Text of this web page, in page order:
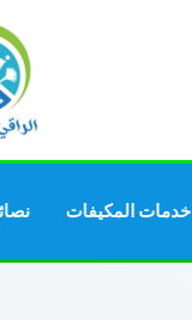
خدمات المكيفات